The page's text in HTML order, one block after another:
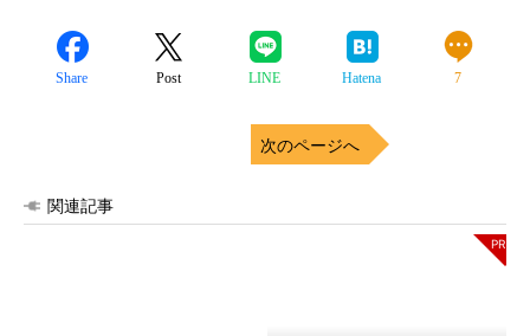
Share Post LINE Hatena 7
次のページへ
関連記事